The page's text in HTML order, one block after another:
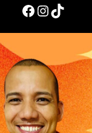
Facebook InstagramTikTok